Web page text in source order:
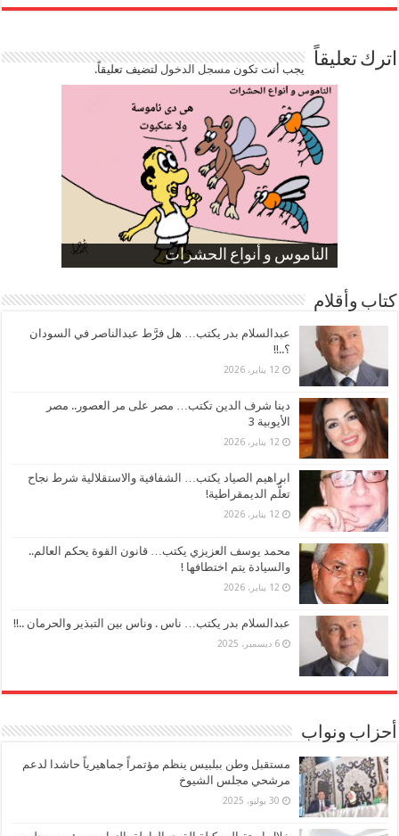
اترك تعليقاً يجب أنت تكون مسجل الدخوللتضيف تعليقاً.
الناموس و أنواع الحشرات
الموظفين بعد ارتفاع الأسعار
ارتفاع نسبة الطلاق في مصر
صورة كاركاتيرية
صورة كاركاتيرية
كتاب وأقلام
عبدالسلام بدر يكتب… هل فرَّط عبدالناصر في السودان
؟..!!
12 يناير، 2026
دينا شرف الدين تكتب… مصر على مر العصور.. مصر
الأيوبية 3
12 يناير، 2026
ابراهيم الصياد يكتب… الشفافية والاستقلالية شرط نجاح
تعلُّم الديمقراطية!
12 يناير، 2026
محمد يوسف العزيزي يكتب… قانون القوة يحكم العالم..
والسيادة يتم اختطافها !
12 يناير، 2026
عبدالسلام بدر يكتب… ناس . وناس بين التبذير والحرمان ..!!
6 ديسمبر، 2025
أحزاب ونواب
مستقبل وطن ببلبيس ينظم مؤتمراً جماهيرياً حاشدا لدعم
مرشحي مجلس الشيوخ
30 يوليو، 2025